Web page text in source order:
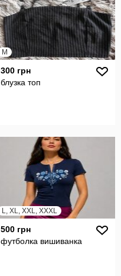
M
300 грн
блузка топ
L, XL, XXL, XXXL
500 грн
футболка вишиванка